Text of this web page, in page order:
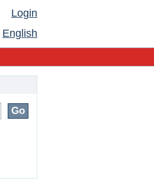
Login
English